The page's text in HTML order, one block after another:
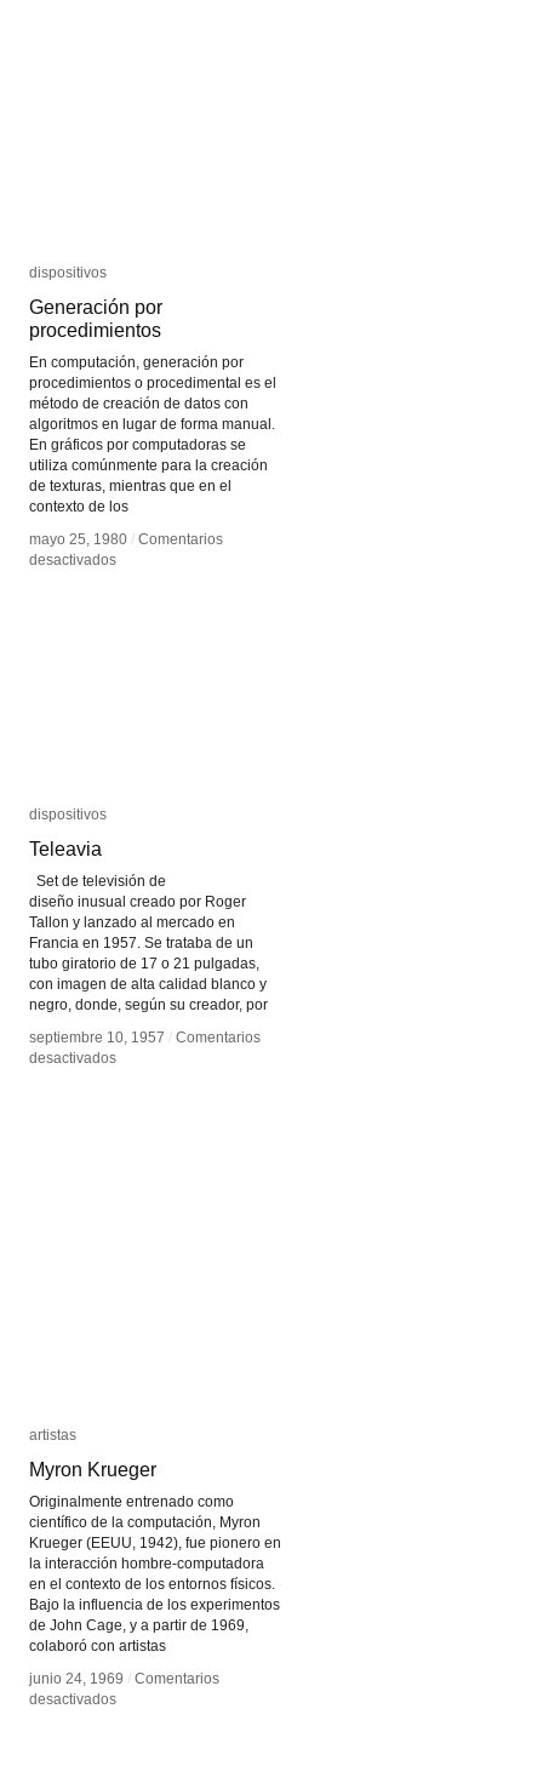
dispositivos
Generación por
procedimientos
En computación, generación por
procedimientos o procedimental es el
método de creación de datos con
algoritmos en lugar de forma manual.
En gráficos por computadoras se
utiliza comúnmente para la creación
de texturas, mientras que en el
contexto de los
mayo 25, 1980 / Comentarios
desactivadosen
dispositivos
Generación por
procedimientos
mayo 25, 1980 / Comentarios
desactivadosen
dispositivos
Teleavia
Set de televisión de
diseño inusual creado por Roger
Tallon y lanzado al mercado en
Francia en 1957. Se trataba de un
tubo giratorio de 17 o 21 pulgadas,
con imagen de alta calidad blanco y
negro, donde, según su creador, por
septiembre 10, 1957 / Comentarios
desactivadosen
dispositivos
Teleavia
septiembre 10, 1957 / Comentarios
desactivadosen
artistas
Myron Krueger
Originalmente entrenado como
científico de la computación, Myron
Krueger (EEUU, 1942), fue pionero en
la interacción hombre-computadora
en el contexto de los entornos físicos.
Bajo la influencia de los experimentos
de John Cage, y a partir de 1969,
colaboró con artistas
junio 24, 1969 / Comentarios
desactivadosen
artistas
Myron Krueger
junio 24, 1969 / Comentarios
desactivadosen